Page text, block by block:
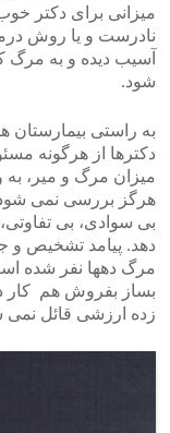
میزانی برای دکتر
نادرست و یا روش
آسیب دیده و به مرگ
شود.
به راستی بیمارستان
دکترها از هرگونه
میزان مرگ و میر، به
هرگز بررسی نمی شود.
بی سوادی، بی
دهد. پیامد تشخیص و
مرگ دهها نفر شده
بساز بفروش هم کار
زده ارزشی قائل نمی